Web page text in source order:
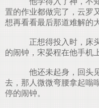
置的作业都做完了，云罗
想再看看最后那道难解的
正想得投入时，床
的闹钟，宋晏程在他手机
他还未起身，回头
去，那人微微弯腰拿起嗡
停的闹钟。